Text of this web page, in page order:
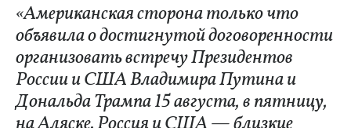
«Американская сторона только что
объявила о достигнутой договоренности
организовать встречу Президентов
России и США Владимира Путина и
Дональда Трампа 15 августа, в пятницу,